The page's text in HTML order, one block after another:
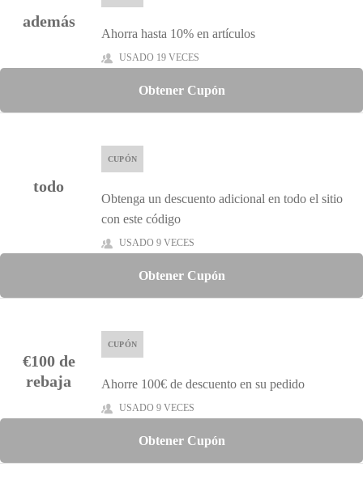
además
Ahorra hasta 10% en artículos
USADO 19 VECES
Obtener Cupón
todo
CUPÓN
Obtenga un descuento adicional en todo el sitio
con este código
USADO 9 VECES
Obtener Cupón
€100 de
rebaja
CUPÓN
Ahorre 100€ de descuento en su pedido
USADO 9 VECES
Obtener Cupón